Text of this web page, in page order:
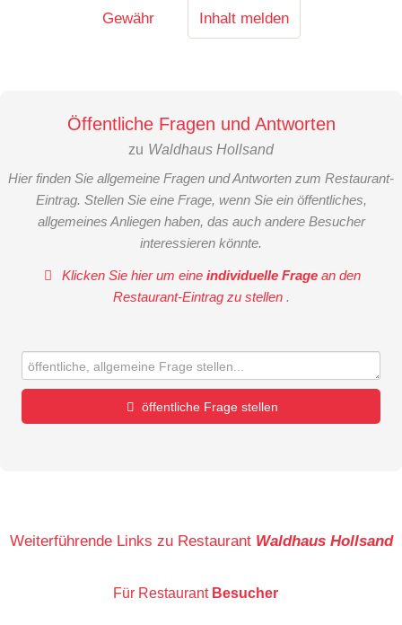
Gewähr Inhalt melden
Öffentliche Fragen und Antworten
zu Waldhaus Hollsand
Hier finden Sie allgemeine Fragen und Antworten zum Restaurant-
Eintrag. Stellen Sie eine Frage, wenn Sie ein öffentliches,
allgemeines Anliegen haben, das auch andere Besucher
interessieren könnte.
Klicken Sie hier um eineindividuelle Frage an den
Restaurant-Eintrag zu stellen .
öffentliche Frage stellen
E-Mail-Adresse (wird nicht veröffentlicht)
Weiterführende Links zu Restaurant Waldhaus Hollsand
Für Restaurant Besucher